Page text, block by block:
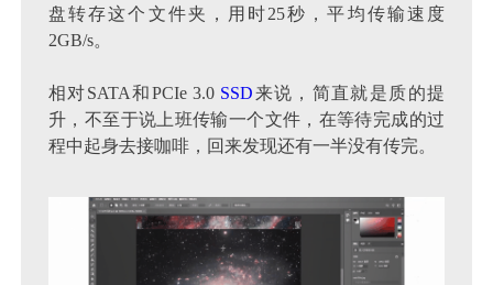
盘转存这个文件夹，用时25秒，平均传输速度
2GB/s。
相对SATA和PCIe 3.0 SSD来说，简直就是质的提
升，不至于说上班传输一个文件，在等待完成的过
程中起身去接咖啡，回来发现还有一半没有传完。